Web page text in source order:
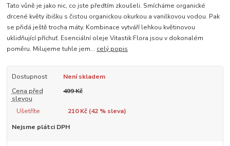
Tato vůně je jako nic, co jste předtím zkoušeli. Smícháme organické
drcené květy ibišku s čistou organickou okurkou a vanilkovou vodou. Pak
se přidá ještě trocha máty. Kombinace vytváří lehkou květinovou
uklidňující příchuť. Esenciální oleje Vitastik Flora jsou v dokonalém
poměru. Milujeme tuhle jem... celý popis
Dostupnost
Není skladem
Cena před
slevou
499 Kč
Ušetříte 210 Kč (42% sleva)
Nejsme plátci DPH